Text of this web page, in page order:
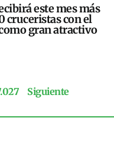
este mes más
cruceristas con el
gran atractivo
Siguiente